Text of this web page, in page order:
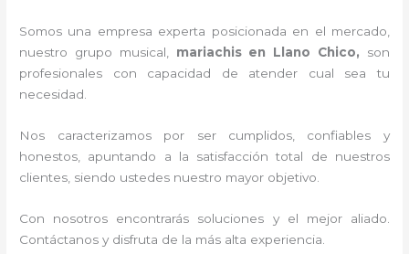
Somos una empresa experta posicionada en el mercado,
nuestro grupo musical, mariachis en Llano Chico, son
profesionales con capacidad de atender cual sea tu
necesidad.
Nos caracterizamos por ser cumplidos, confiables y
honestos, apuntando a la satisfacción total de nuestros
clientes, siendo ustedes nuestro mayor objetivo.
Con nosotros encontrarás soluciones y el mejor aliado.
Contáctanos y disfruta de la más alta experiencia.